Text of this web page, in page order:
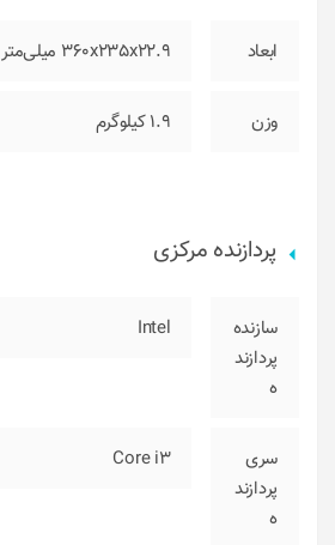
ابعاد 360x235x22.9 میلی‌متر
وزن 1.9 کیلوگرم
پردازنده مرکزی
سازنده
پردازند
ه
Intel
سری
پردازند
ه
Core i3